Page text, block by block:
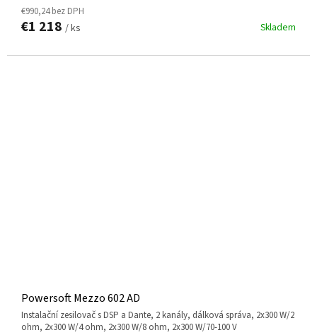
Skladem
€990,24 bez DPH
€1 218 / ks
Powersoft Mezzo 602 AD
instalační zesilovač s DSP a Dante, 2 kanály, dálková správa, 2x300 W/2
ohm, 2x300 W/4 ohm, 2x300 W/8 ohm, 2x300 W/70-100 V